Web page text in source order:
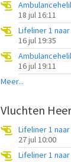
18 jul 16:11
Lifeliner 1
16 jul 19:35
16 jul 19:11
Meer...
Vluchten
Lifeliner 1
27 jul 10:00
Lifeliner 1